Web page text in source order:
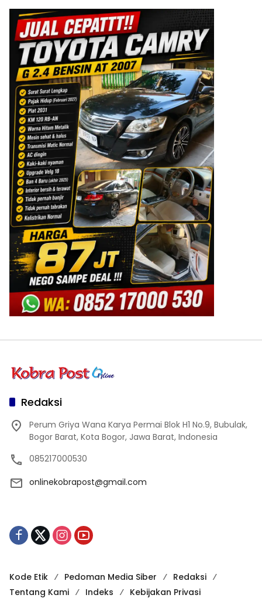
Redaksi
Perum Griya Wana Karya Permai Blok H1 No.9, Bubulak,
Bogor Barat, Kota Bogor, Jawa Barat, Indonesia
085217000530
onlinekobrapost@gmail.com
Kode Etik Pedoman Media Siber
Redaksi
Tentang Kami
Indeks Kebijakan Privasi